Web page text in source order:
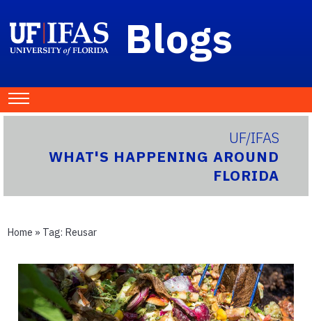
Blogs
UF/IFAS
WHAT'S HAPPENING AROUND
FLORIDA
Home » Tag: Reusar